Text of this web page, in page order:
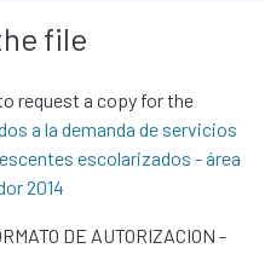
file
request a copy for the
a la demanda de servicios
escolarizados - área
2014
DE AUTORIZACION -